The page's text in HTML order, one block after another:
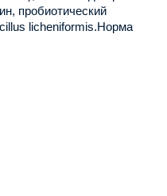
пробиотический
licheniformis.Норма